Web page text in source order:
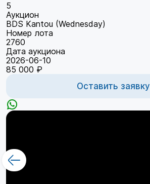
5
Аукцион
BDS Kantou (Wednesday)
Номер лота
2760
Дата аукциона
2026-06-10
85 000 ₽
Оставить заявку